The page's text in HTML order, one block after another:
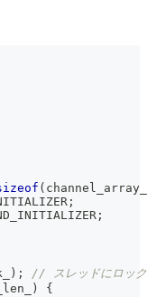
( channel_array_
;
;
) ;
// スレッドにロック
)
{